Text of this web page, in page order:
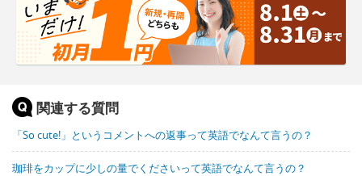
関連する質問
「So cute!」というコメントへの返事って英語でなんて言うの？
珈琲をカップに少しの量でくださいって英語でなんて言うの？